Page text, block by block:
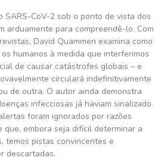
SARS-CoV-2 sob o ponto de vista dos
arduamente para compreendê-lo. Com
David Quammen examina como
humanos à medida que interferimos
de causar catástrofes globais – e
circulará indefinitivamente
de outra. O autor ainda demonstra
infecciosas já haviam sinalizado
foram ignorados por razões
que, embora seja difícil determinar a
temos pistas convincentes e
descartadas.